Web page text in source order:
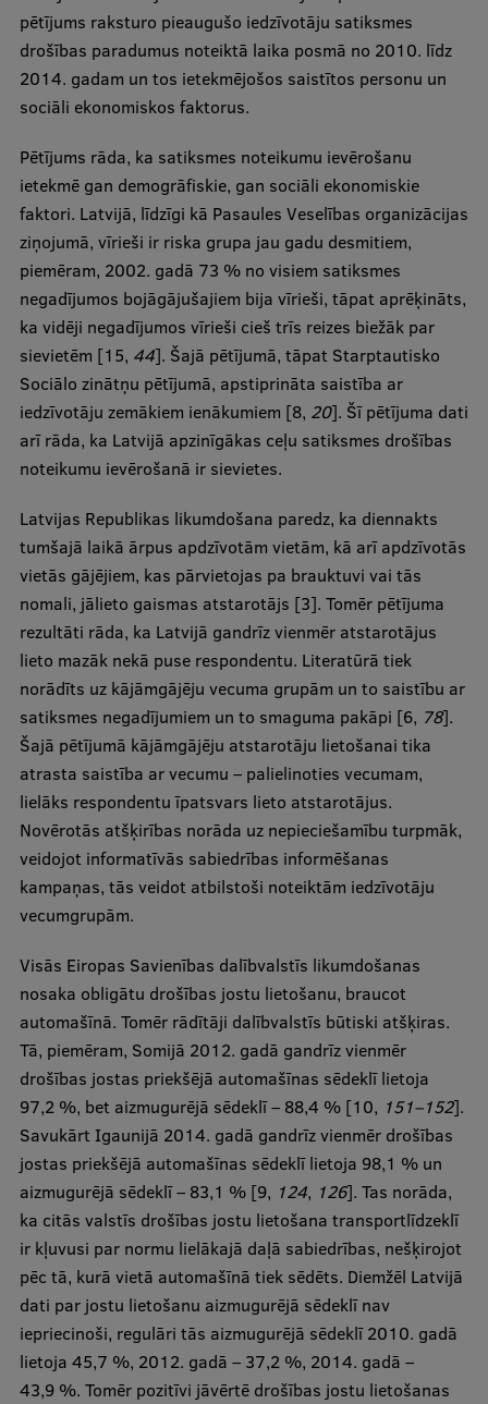
pētījums raksturo pieaugušo iedzīvotāju satiksmes
drošības paradumus noteiktā laika posmā no 2010. līdz
2014. gadam un tos ietekmējošos saistītos personu un
sociāli ekonomiskos faktorus.
Pētījums rāda, ka satiksmes noteikumu ievērošanu
ietekmē gan demogrāfiskie, gan sociāli ekonomiskie
faktori. Latvijā, līdzīgi kā Pasaules Veselības organizācijas
ziņojumā, vīrieši ir riska grupa jau gadu desmitiem,
piemēram, 2002. gadā 73 % no visiem satiksmes
negadījumos bojāgājušajiem bija vīrieši, tāpat aprēķināts,
ka vidēji negadījumos vīrieši cieš trīs reizes biežāk par
sievietēm [15, 44]. Šajā pētījumā, tāpat Starptautisko
Sociālo zinātņu pētījumā, apstiprināta saistība ar
iedzīvotāju zemākiem ienākumiem [8, 20]. Šī pētījuma dati
arī rāda, ka Latvijā apzinīgākas ceļu satiksmes drošības
noteikumu ievērošanā ir sievietes.
Latvijas Republikas likumdošana paredz, ka diennakts
tumšajā laikā ārpus apdzīvotām vietām, kā arī apdzīvotās
vietās gājējiem, kas pārvietojas pa brauktuvi vai tās
nomali, jālieto gaismas atstarotājs [3]. Tomēr pētījuma
rezultāti rāda, ka Latvijā gandrīz vienmēr atstarotājus
lieto mazāk nekā puse respondentu. Literatūrā tiek
norādīts uz kājāmgājēju vecuma grupām un to saistību ar
satiksmes negadījumiem un to smaguma pakāpi [6, 78].
Šajā pētījumā kājāmgājēju atstarotāju lietošanai tika
atrasta saistība ar vecumu – palielinoties vecumam,
lielāks respondentu īpatsvars lieto atstarotājus.
Novērotās atšķirības norāda uz nepieciešamību turpmāk,
veidojot informatīvās sabiedrības informēšanas
kampaņas, tās veidot atbilstoši noteiktām iedzīvotāju
vecumgrupām.
Visās Eiropas Savienības dalībvalstīs likumdošanas
nosaka obligātu drošības jostu lietošanu, braucot
automašīnā. Tomēr rādītāji dalībvalstīs būtiski atšķiras.
Tā, piemēram, Somijā 2012. gadā gandrīz vienmēr
drošības jostas priekšējā automašīnas sēdeklī lietoja
97,2 %, bet aizmugurējā sēdeklī – 88,4 % [10, 151–152].
Savukārt Igaunijā 2014. gadā gandrīz vienmēr drošības
jostas priekšējā automašīnas sēdeklī lietoja 98,1 % un
aizmugurējā sēdeklī – 83,1 % [9, 124, 126]. Tas norāda,
ka citās valstīs drošības jostu lietošana transportlīdzeklī
ir kļuvusi par normu lielākajā daļā sabiedrības, nešķirojot
pēc tā, kurā vietā automašīnā tiek sēdēts. Diemžēl Latvijā
dati par jostu lietošanu aizmugurējā sēdeklī nav
iepriecinoši, regulāri tās aizmugurējā sēdeklī 2010. gadā
lietoja 45,7 %, 2012. gadā – 37,2 %, 2014. gadā –
43,9 %. Tomēr pozitīvi jāvērtē drošības jostu lietošanas